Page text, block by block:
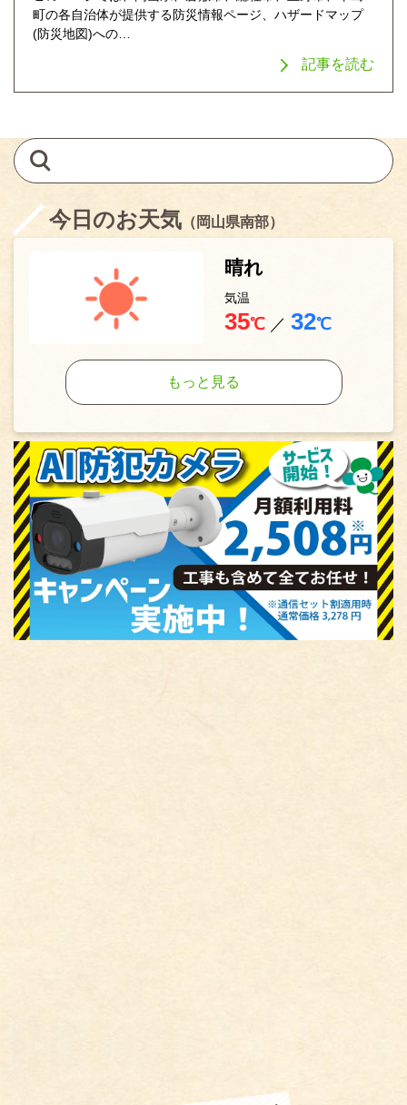
町の各自治体が提供する防災情報ページ、ハザードマップ
(防災地図)への…
記事を読む
今日のお天気 （岡山県南部）
晴れ
気温
35℃ ／ 32℃
もっと見る